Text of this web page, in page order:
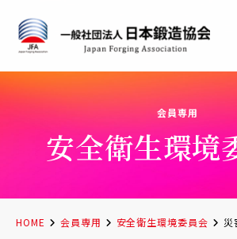
会員専用
安全衛生環境
HOME 会員専用 安全衛生環境委員会 災